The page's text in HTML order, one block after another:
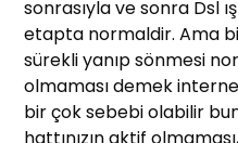
sonrasıyla ve sonra Dsl
etapta normaldir. Ama
sürekli yanıp sönmesi
olmaması demek
bir çok sebebi olabilir